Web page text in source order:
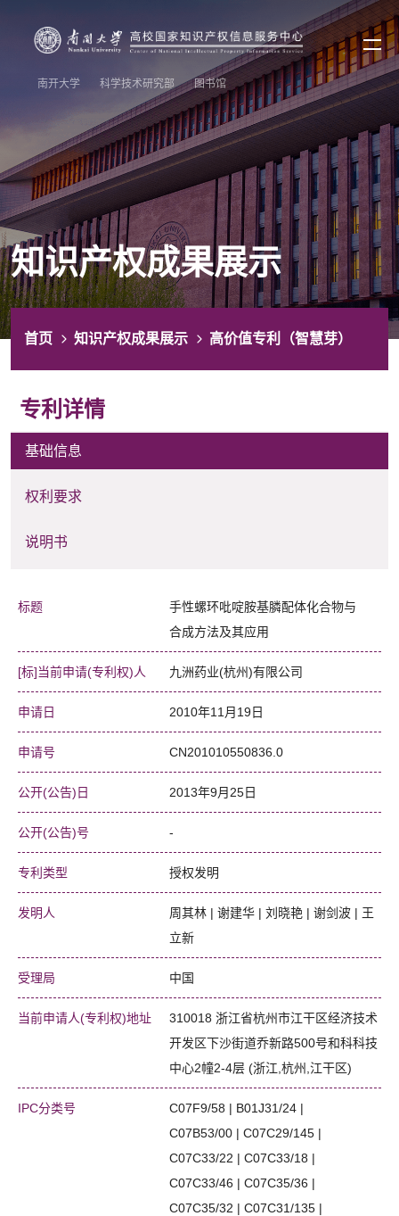
南开大学 科学技术研究部 图书馆
知识产权成果展示
首页 知识产权成果展示 高价值专利（智慧芽）
专利详情
基础信息
权利要求
说明书
标题
手性螺环吡啶胺基膦配体化合物与
合成方法及其应用
[标]当前申请(专利权)人 九洲药业(杭州)有限公司
申请日 2010年11月19日
申请号 CN201010550836.0
公开(公告)日 2013年9月25日
公开(公告)号 -
专利类型 授权发明
发明人
周其林 | 谢建华 | 刘晓艳 | 谢剑波 | 王
立新
受理局 中国
当前申请人(专利权)地址
310018 浙江省杭州市江干区经济技术
开发区下沙街道乔新路500号和科科技
中心2幢2-4层 (浙江,杭州,江干区)
IPC分类号
C07F9/58 | B01J31/24 |
C07B53/00 | C07C29/145 |
C07C33/22 | C07C33/18 |
C07C33/46 | C07C35/36 |
C07C35/32 | C07C31/135 |